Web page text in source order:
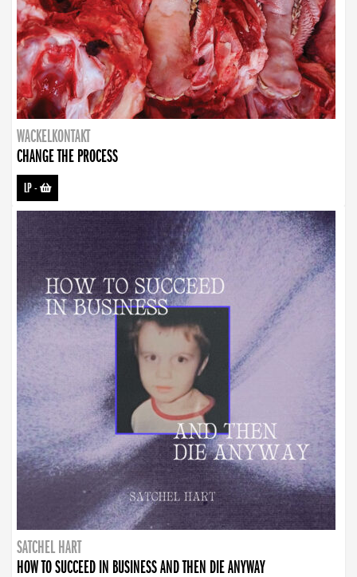
WACKELKONTAKT
CHANGE THE PROCESS
LP-
SATCHEL HART
HOW TO SUCCEED IN BUSINESS AND THEN DIE ANYWAY